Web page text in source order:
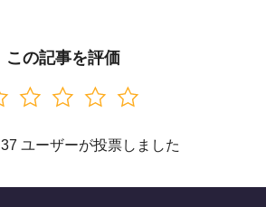
この記事を評価
37 ユーザーが投票しました